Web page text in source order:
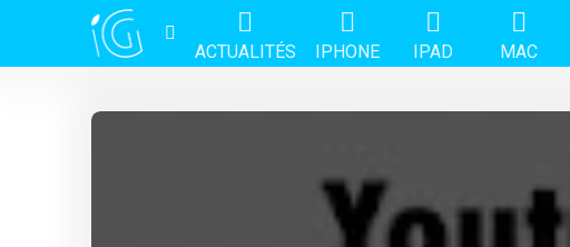
ACTUALITÉS IPHONE IPAD MAC